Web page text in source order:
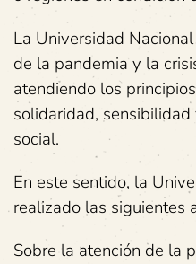
La Universidad
de la pandemia y la
atendiendo los
solidaridad,
social.
En este sentido, la
realizado las siguientes
Sobre la atención de la